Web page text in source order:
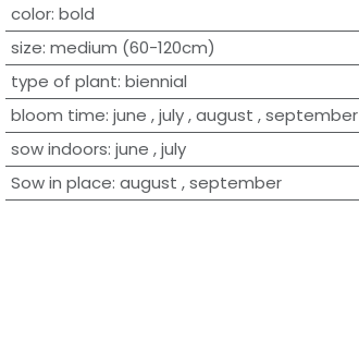
​color: bold
size: medium (60-120cm)
type of plant: biennial
bloom time: june ,july,august ,september
sow indoors: june ,july
Sow in place: august ,september